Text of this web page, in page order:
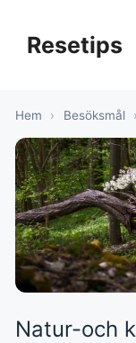
innehållResetips
Hem › Besöksmål ›
Natur-och